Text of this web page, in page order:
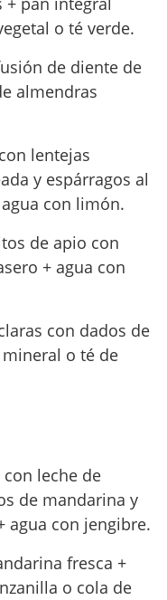
o té verde.
de diente de
almendras
lentejas
y espárragos al
con limón.
de apio con
+ agua con
con dados de
o té de
con leche de
de mandarina y
agua con jengibre.
fresca +
o cola de